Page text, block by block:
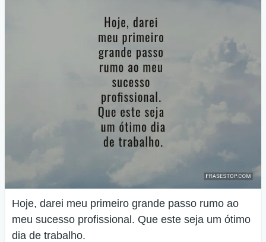
Hoje, darei meu primeiro grande passo rumo ao
meu sucesso profissional. Que este seja um ótimo
dia de trabalho.